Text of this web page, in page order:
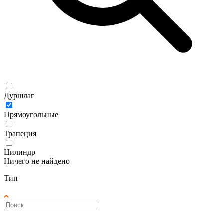
Дуршлаг
Прямоугольные
Трапеция
Цилиндр
Ничего не найдено
Тип